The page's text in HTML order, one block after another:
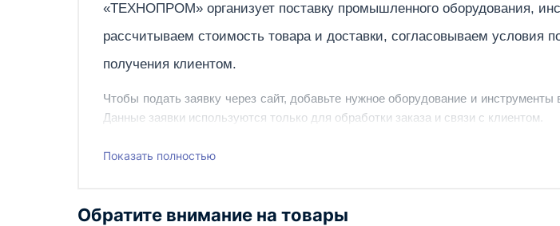
Род тока AC
Тип двигателя
Тип корпуса
Топливо
Вес, кг
«ТЕХНОПРОМ» организует поставку промышленного оборудования,
рассчитываем стоимость товара и доставки, согласовываем условия
получения клиентом.
Чтобы подать заявку через сайт, добавьте нужное оборудование и
Данные заявки используются только для обработки заказа и связи с клиентом.
Наш сотрудник свяжется с вами, чтобы подтвердить заявку, уточнить детали,
Показать полностью
Обратите внимание на товары